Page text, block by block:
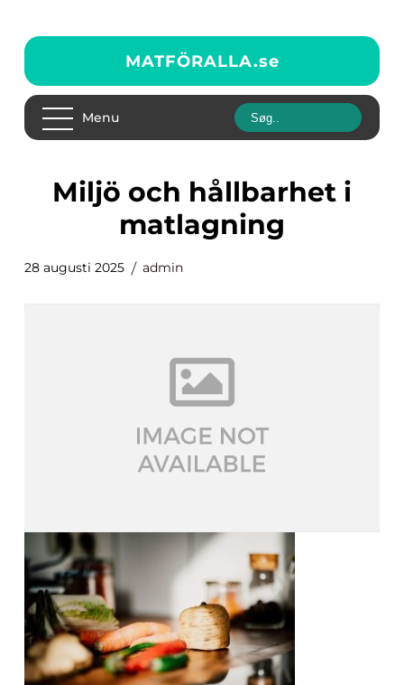
MATFÖRALLA.se
Menu
Miljö och hållbarhet i
matlagning
28 augusti 2025 admin